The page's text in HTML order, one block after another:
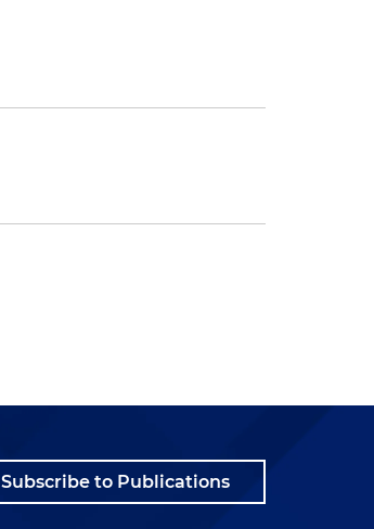
Subscribe to Publications